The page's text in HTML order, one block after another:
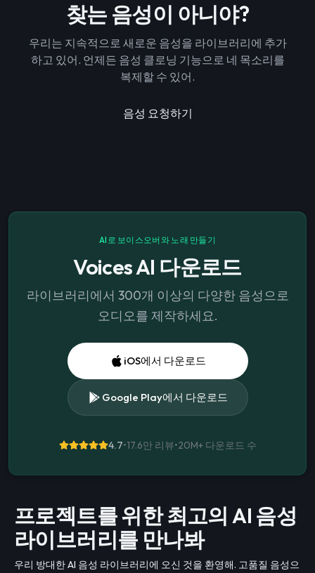
찾는 음성이 아니야?
우리는 지속적으로 새로운 음성을 라이브러리에 추가
하고 있어. 언제든 음성 클로닝 기능으로 네 목소리를
복제할 수 있어.
음성 요청하기
AI로 보이스오버와 노래 만들기
Voices AI 다운로드
라이브러리에서 300개 이상의 다양한 음성으로
오디오를 제작하세요.
iOS에서 다운로드
Google Play에서 다운로드
4.7•17.6만 리뷰•20M+ 다운로드 수
프로젝트를 위한 최고의 AI 음성
라이브러리를 만나봐
우리 방대한 AI 음성 라이브러리에 오신 것을 환영해. 고품질 음성으